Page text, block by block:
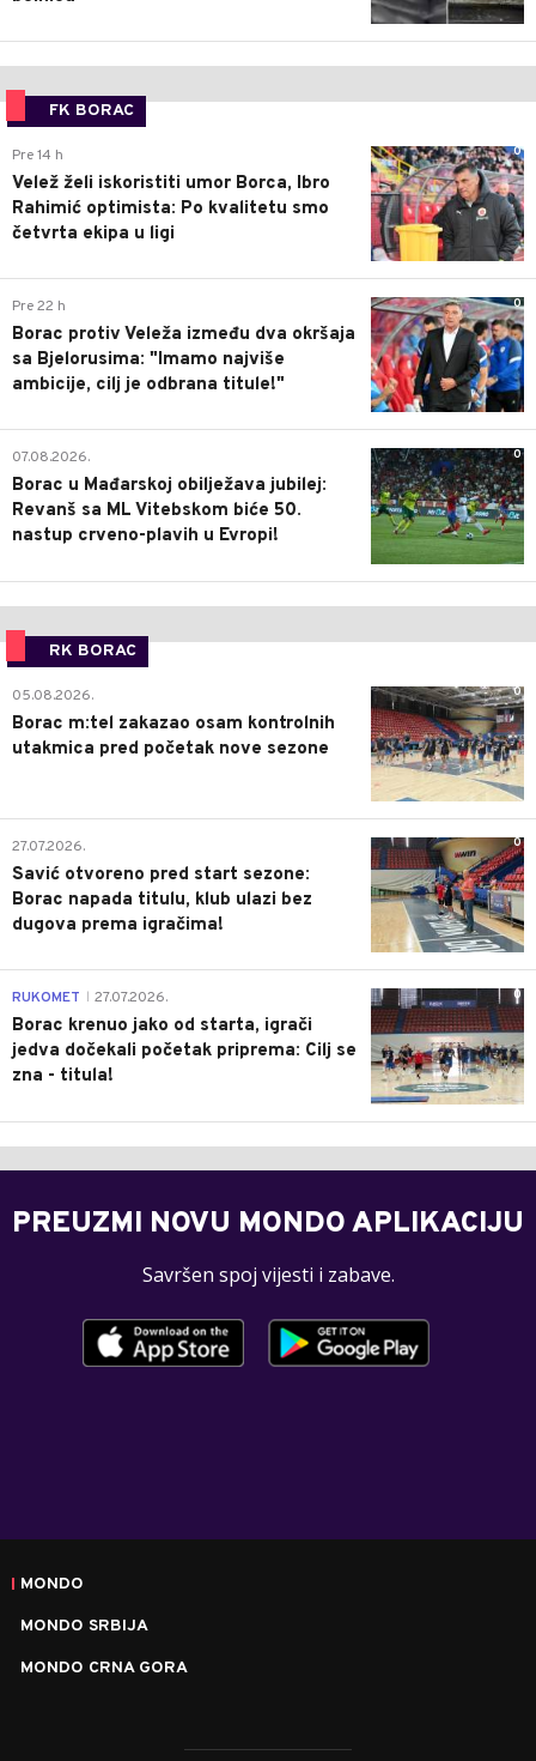
FK BORAC
0
Pre 14 h
Velež želi iskoristiti umor Borca, Ibro
Rahimić optimista: Po kvalitetu smo
četvrta ekipa u ligi
0
Pre 22 h
Borac protiv Veleža između dva okršaja
sa Bjelorusima: "Imamo najviše
ambicije, cilj je odbrana titule!"
0
07.08.2026.
Borac u Mađarskoj obilježava jubilej:
Revanš sa ML Vitebskom biće 50.
nastup crveno-plavih u Evropi!
RK BORAC
0
05.08.2026.
Borac m:tel zakazao osam kontrolnih
utakmica pred početak nove sezone
0
27.07.2026.
Savić otvoreno pred start sezone:
Borac napada titulu, klub ulazi bez
dugova prema igračima!
0
RUKOMET 27.07.2026.
Borac krenuo jako od starta, igrači
jedva dočekali početak priprema: Cilj se
zna - titula!
PREUZMI NOVU MONDO APLIKACIJU
Savršen spoj vijesti i zabave.
MONDO
MONDO SRBIJA
MONDO CRNA GORA